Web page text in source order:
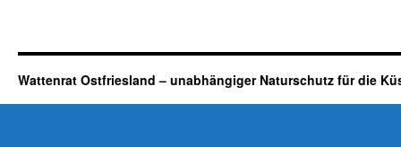
Wattenrat Ostfriesland – unabhängiger Naturschutz für die